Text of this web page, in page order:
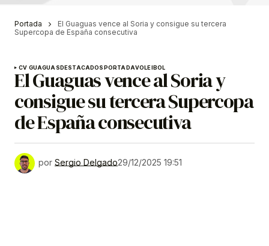
Portada
El Guaguas vence al Soria y consigue su tercera
Supercopa de España consecutiva
CV GUAGUASDESTACADOSPORTADAVOLEIBOL
El Guaguas vence al Soria y
consigue su tercera Supercopa
de España consecutiva
por Sergio Delgado29/12/2025 19:51